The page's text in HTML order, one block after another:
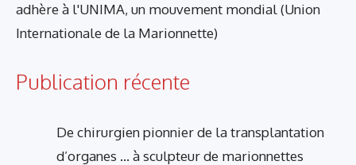
adhère à l'UNIMA, un mouvement mondial (Union
Internationale de la Marionnette)
Publication récente
De chirurgien pionnier de la transplantation
d’organes … à sculpteur de marionnettes